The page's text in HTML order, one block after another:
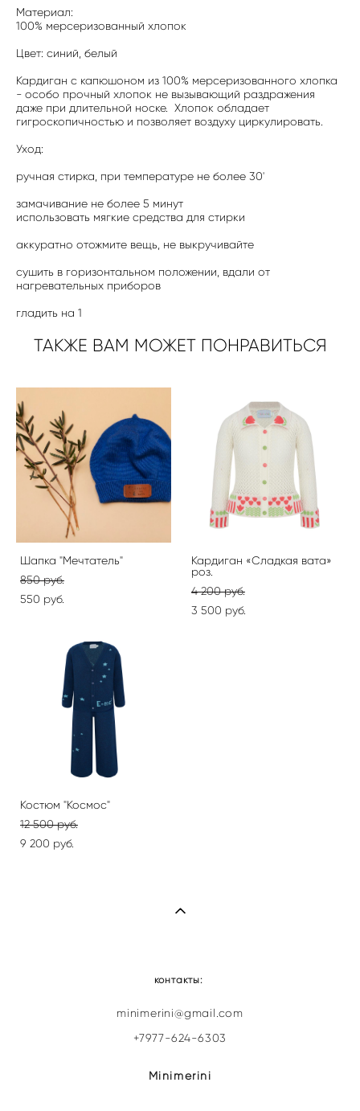
Материал:
100% мерсеризованный хлопок
Цвет: синий, белый
Кардиган с капюшоном из 100% мерсеризованного хлопка
- особо прочный хлопок не вызывающий раздражения
даже при длительной носке. Хлопок обладает
гигроскопичностью и позволяет воздуху циркулировать.
Уход:
ручная стирка, при температуре не более 30'
замачивание не более 5 минут
использовать мягкие средства для стирки
аккуратно отожмите вещь, не выкручивайте
сушить в горизонтальном положении, вдали от
нагревательных приборов
гладить на 1
ТАКЖЕ ВАМ МОЖЕТ ПОНРАВИТЬСЯ
Шапка "Мечтатель"
850 pуб.
550 pуб.
Кардиган «Сладкая вата»
роз.
4 200 pуб.
3 500 pуб.
Костюм "Космос"
12 500 pуб.
9 200 pуб.
контакты:
minimerini@gmail.com
+7977-624-6303
Minimerini